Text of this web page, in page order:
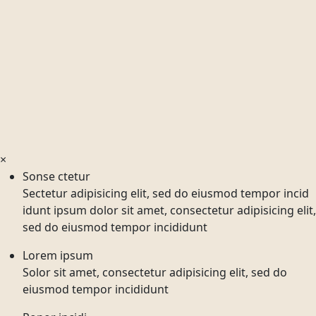
×
Sonse ctetur
Sectetur adipisicing elit, sed do eiusmod tempor incid
idunt ipsum dolor sit amet, consectetur adipisicing elit,
sed do eiusmod tempor incididunt
Lorem ipsum
Solor sit amet, consectetur adipisicing elit, sed do
eiusmod tempor incididunt